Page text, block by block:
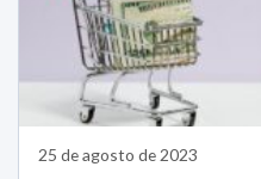
25 de agosto de 2023